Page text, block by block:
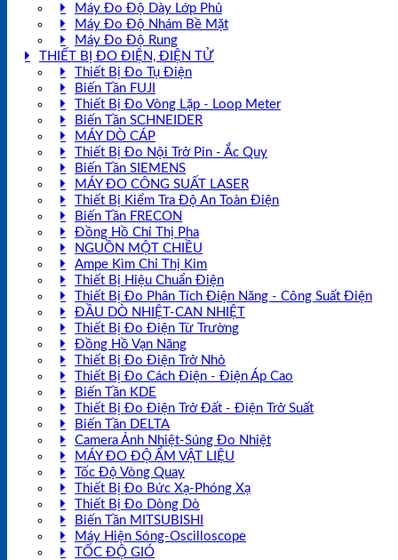
Máy Đo Độ Dày Lớp Phủ
Máy Đo Độ Nhám Bề Mặt
Máy Đo Độ Rung
THIẾT BỊ ĐO ĐIỆN, ĐIỆN TỬ
Thiết Bị Đo Tụ Điện
Biến Tần FUJI
Thiết Bị Đo Vòng Lặp - Loop Meter
Biến Tần SCHNEIDER
MÁY DÒ CÁP
Thiết Bị Đo Nội Trở Pin - Ắc Quy
Biến Tần SIEMENS
MÁY ĐO CÔNG SUẤT LASER
Thiết Bị Kiểm Tra Độ An Toàn Điện
Biến Tần FRECON
Đồng Hồ Chỉ Thị Pha
NGUỒN MỘT CHIỀU
Ampe Kìm Chỉ Thị Kim
Thiết Bị Hiệu Chuẩn Điện
Thiết Bị Đo Phân Tích Điện Năng - Công Suất Điện
ĐẦU DÒ NHIỆT-CAN NHIỆT
Thiết Bị Đo Điện Từ Trường
Đồng Hồ Vạn Năng
Thiết Bị Đo Điện Trở Nhỏ
Thiết Bị Đo Cách Điện - Điện Áp Cao
Biến Tần KDE
Thiết Bị Đo Điện Trở Đất - Điện Trở Suất
Biến Tần DELTA
Camera Ảnh Nhiệt-Súng Đo Nhiệt
MÁY ĐO ĐỘ ẨM VẬT LIỆU
Tốc Độ Vòng Quay
Thiết Bị Đo Bức Xạ-Phóng Xạ
Thiết Bị Đo Dòng Dò
Biến Tần MITSUBISHI
Máy Hiện Sóng-Oscilloscope
TỐC ĐỘ GIÓ